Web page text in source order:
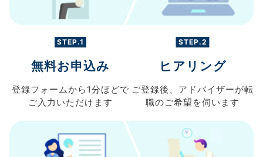
STEP.1
無料お申込み
登録フォームから 1分ほどで
ご入力 いただけます
STEP.2
ヒアリング
ご登録後、 アドバイザーが転
職のご希望を伺います